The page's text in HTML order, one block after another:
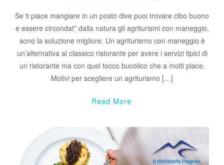
Se ti piace mangiare in un posto dive puoi trovare cibo buono
e essere circondat* dalla natura gli agriturismi con maneggio,
sono la soluzione migliore. Un agriturismo con maneggio è
un’alternativa al classico ristorante per avere i servizi tipici di
un ristorante ma con quel tocco bucolico che a molti piace.
Motivi per scegliere un agriturismo […]
Read More